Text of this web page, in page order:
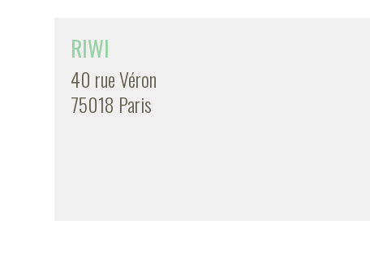
RIWI
40 rue Véron
75018 Paris